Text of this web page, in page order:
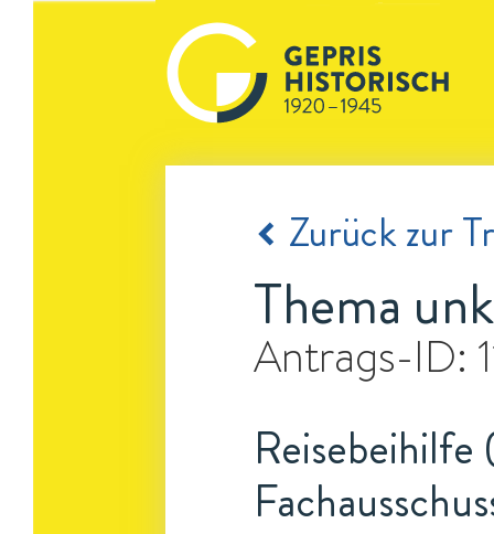
Zurück zur
Thema
Antrags-ID: